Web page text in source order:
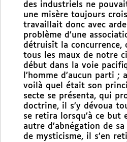
des industriels ne
une misère toujours
travaillait donc avec
problème d’une
détruisît la concurrence,
tous les maux de notre
début dans la voie
l’homme d’aucun parti ;
voilà quel était son
secte se présenta, qui
doctrine, il s’y dévoua
se retira lorsqu’à ce but
autre d’abnégation de
de mysticisme, il s’en